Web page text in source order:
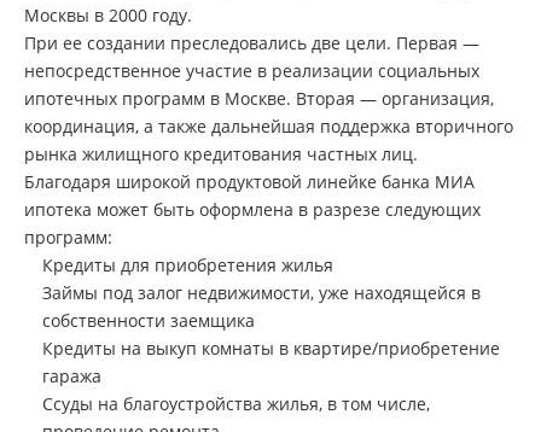
Москвы в 2000 году.
При ее создании преследовались две цели. Первая —
непосредственное участие в реализации социальных
ипотечных программ в Москве. Вторая — организация,
координация, а также дальнейшая поддержка вторичного
рынка жилищного кредитования частных лиц.
Благодаря широкой продуктовой линейке банка МИА
ипотека может быть оформлена в разрезе следующих
программ:
Кредиты для приобретения жилья
Займы под залог недвижимости, уже находящейся в
собственности заемщика
Кредиты на выкуп комнаты в квартире/приобретение
гаража
Ссуды на благоустройства жилья, в том числе,